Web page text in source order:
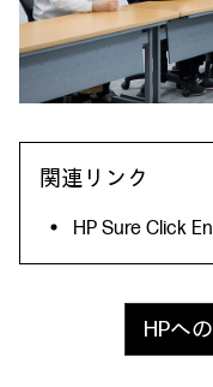
関連リンク
HP Sure Click
HPへ